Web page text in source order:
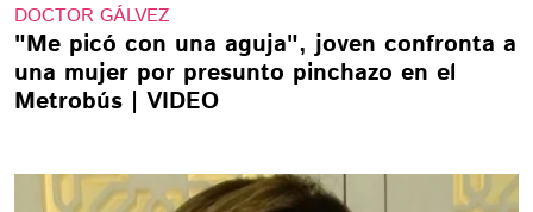
DOCTOR GÁLVEZ
"Me picó con una aguja", joven confronta a
una mujer por presunto pinchazo en el
Metrobús | VIDEO